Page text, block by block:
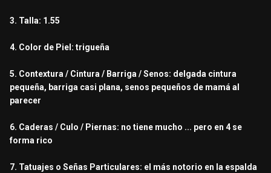
3. Talla: 1.55
4. Color de Piel: trigueña
5. Contextura / Cintura / Barriga / Senos: delgada cintura
pequeña, barriga casi plana, senos pequeños de mamá al
parecer
6. Caderas / Culo / Piernas: no tiene mucho ... pero en 4 se
forma rico
7. Tatuajes o Señas Particulares: el más notorio en la espalda